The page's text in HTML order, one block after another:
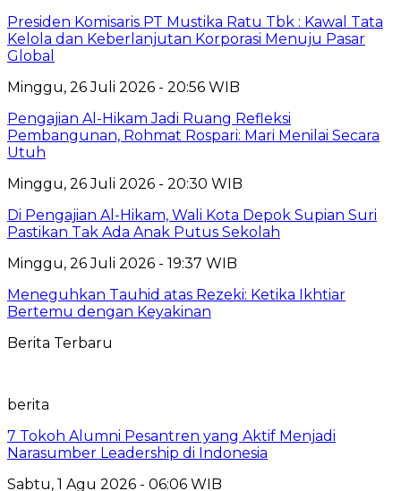
Presiden Komisaris PT Mustika Ratu Tbk : Kawal Tata
Kelola dan Keberlanjutan Korporasi Menuju Pasar
Global
Minggu, 26 Juli 2026 - 20:56 WIB
Pengajian Al-Hikam Jadi Ruang Refleksi
Pembangunan, Rohmat Rospari: Mari Menilai Secara
Utuh
Minggu, 26 Juli 2026 - 20:30 WIB
Di Pengajian Al-Hikam, Wali Kota Depok Supian Suri
Pastikan Tak Ada Anak Putus Sekolah
Minggu, 26 Juli 2026 - 19:37 WIB
Meneguhkan Tauhid atas Rezeki: Ketika Ikhtiar
Bertemu dengan Keyakinan
Berita Terbaru
berita
7 Tokoh Alumni Pesantren yang Aktif Menjadi
Narasumber Leadership di Indonesia
Sabtu, 1 Agu 2026 - 06:06 WIB